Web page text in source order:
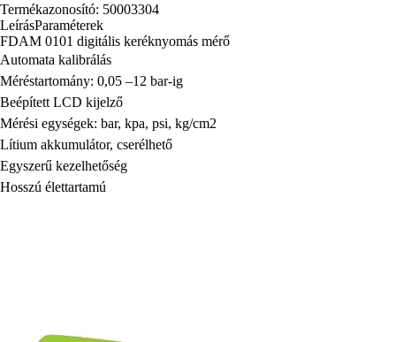
Termékazonosító: 50003304
LeírásParaméterek
FDAM 0101 digitális keréknyomás mérő
Automata kalibrálás
Méréstartomány: 0,05 –12 bar-ig
Beépített LCD kijelző
Mérési egységek: bar, kpa, psi, kg/cm2
Lítium akkumulátor, cserélhető
Egyszerű kezelhetőség
Hosszú élettartamú